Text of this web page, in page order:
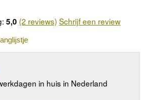
5,0 (2 reviews) Schrijf een review
in huis in Nederland